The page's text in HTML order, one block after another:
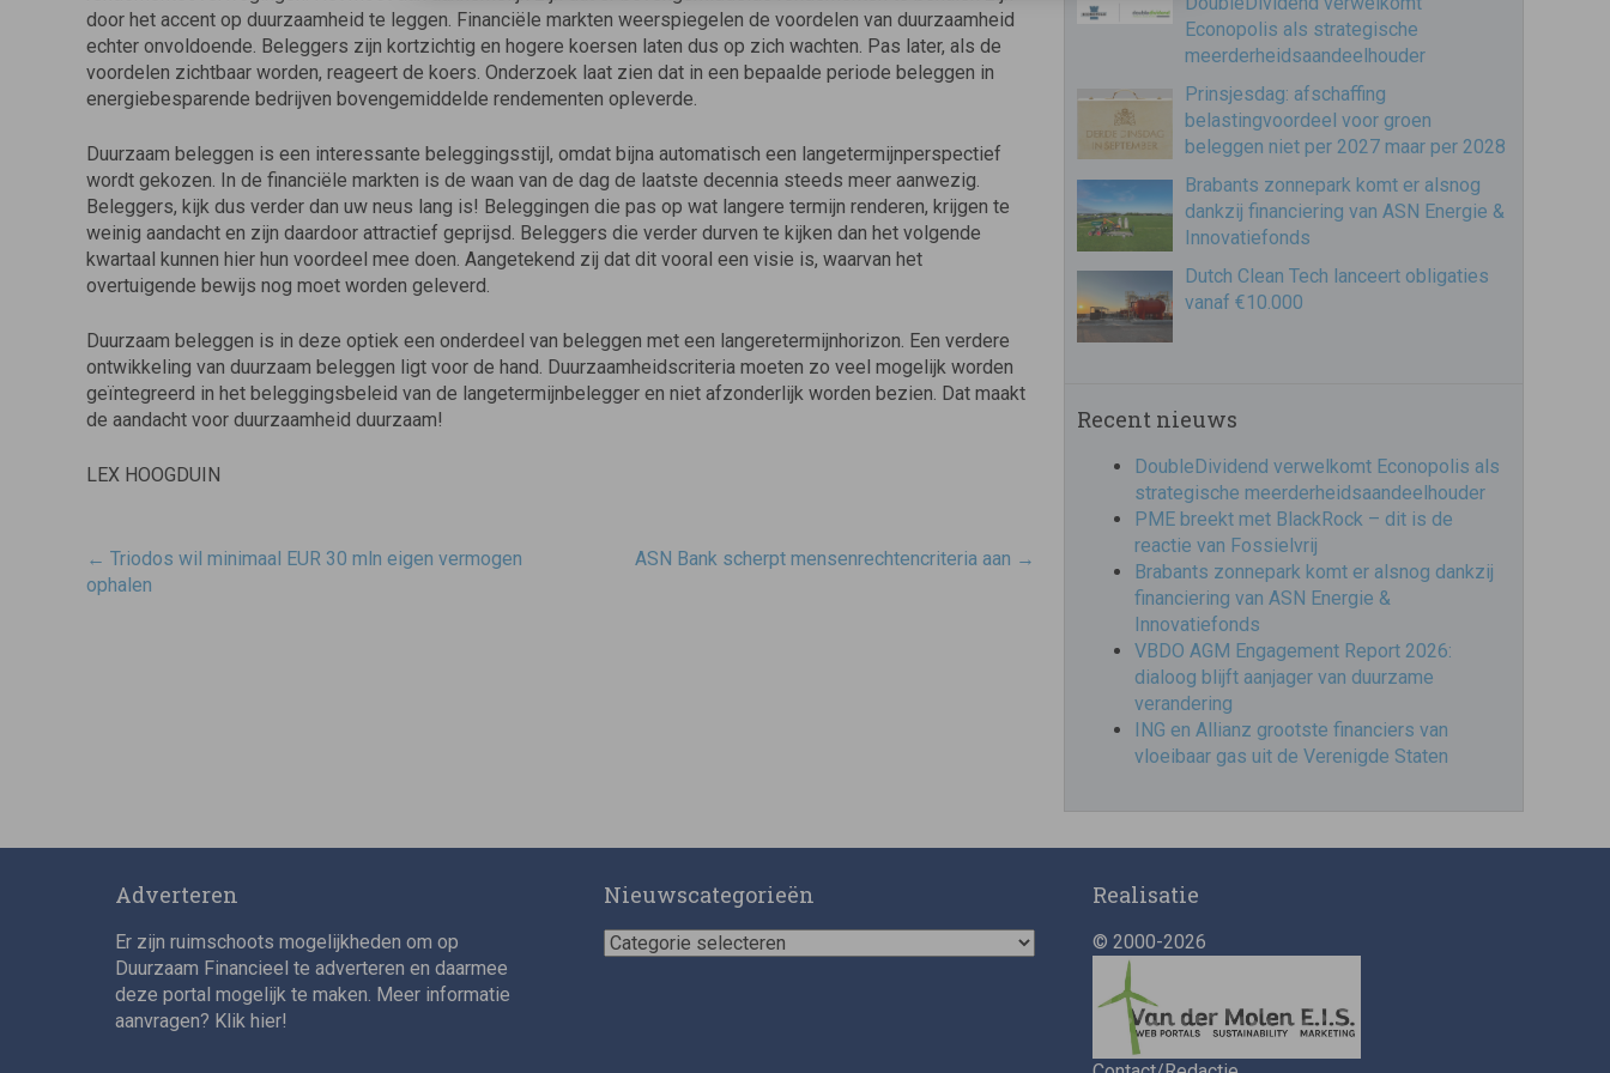
door het accent op duurzaamheid te leggen. Financiële markten weerspiegelen de voordelen van duurzaamheid
echter onvoldoende. Beleggers zijn kortzichtig en hogere koersen laten dus op zich wachten. Pas later, als de
voordelen zichtbaar worden, reageert de koers. Onderzoek laat zien dat in een bepaalde periode beleggen in
energiebesparende bedrijven bovengemiddelde rendementen opleverde.
Duurzaam beleggen is een interessante beleggingsstijl, omdat bijna automatisch een langetermijnperspectief
wordt gekozen. In de financiële markten is de waan van de dag de laatste decennia steeds meer aanwezig.
Beleggers, kijk dus verder dan uw neus lang is! Beleggingen die pas op wat langere termijn renderen, krijgen te
weinig aandacht en zijn daardoor attractief geprijsd. Beleggers die verder durven te kijken dan het volgende
kwartaal kunnen hier hun voordeel mee doen. Aangetekend zij dat dit vooral een visie is, waarvan het
overtuigende bewijs nog moet worden geleverd.
Duurzaam beleggen is in deze optiek een onderdeel van beleggen met een langeretermijnhorizon. Een verdere
ontwikkeling van duurzaam beleggen ligt voor de hand. Duurzaamheidscriteria moeten zo veel mogelijk worden
geïntegreerd in het beleggingsbeleid van de langetermijnbelegger en niet afzonderlijk worden bezien. Dat maakt
de aandacht voor duurzaamheid duurzaam!
LEX HOOGDUIN
Post
navigatie
← Triodos wil minimaal EUR 30 mln eigen vermogen
ophalen
ASN Bank scherpt mensenrechtencriteria aan →
Econopolis als strategische
meerderheidsaandeelhouder
Prinsjesdag: afschaffing
belastingvoordeel voor groen
beleggen niet per 2027 maar per 2028
Brabants zonnepark komt er alsnog
dankzij financiering van ASN Energie &
Innovatiefonds
Dutch Clean Tech lanceert obligaties
vanaf €10.000
Recent nieuws
DoubleDividend verwelkomt Econopolis als
strategische meerderheidsaandeelhouder
PME breekt met BlackRock – dit is de
reactie van Fossielvrij
Brabants zonnepark komt er alsnog dankzij
financiering van ASN Energie &
Innovatiefonds
VBDO AGM Engagement Report 2026:
dialoog blijft aanjager van duurzame
verandering
ING en Allianz grootste financiers van
vloeibaar gas uit de Verenigde Staten
Adverteren
Er zijn ruimschoots mogelijkheden om op
Duurzaam Financieel te adverteren en daarmee
deze portal mogelijk te maken. Meer informatie
aanvragen? Klik hier!
Nieuwscategorieën
Nieuwscategorieën
Realisatie
© 2000-2026